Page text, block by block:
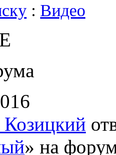
: Видео
» на